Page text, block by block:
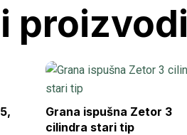
proizvodi
Grana ispušna Zetor 3
cilindra stari tip